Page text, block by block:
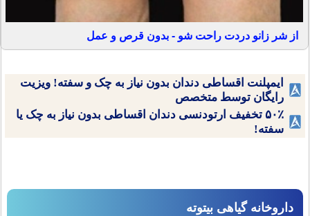
از شر زانو دردت راحت شو - بدون قرص و عمل
ایمپلنت اقساطی دندان بدون نیاز به چک و سفته! ویزیت
رایگان توسط متخصص
۵۰٪ تخفیف ارتودنسی دندان اقساطی بدون نیاز به چک یا
سفته!
داروخانه گیاهی بیتوته